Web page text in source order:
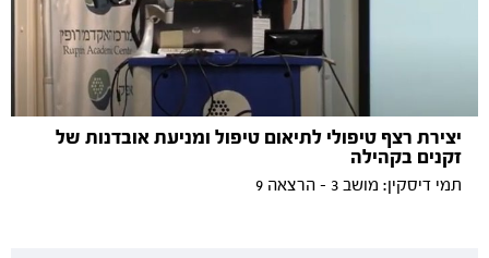
יצירת רצף טיפולי לתיאום טיפול ומניעת אובדנות של
זקנים בקהילה
תמי דיסקין: מושב 3 - הרצאה 9